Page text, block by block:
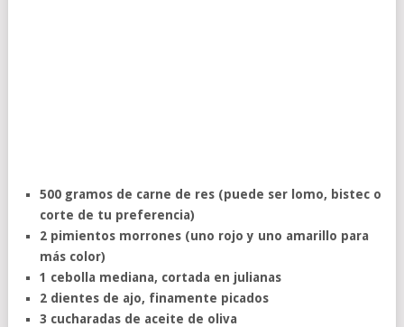
500 gramos de carne de res (puede ser lomo, bistec o
corte de tu preferencia)
2 pimientos morrones (uno rojo y uno amarillo para
más color)
1 cebolla mediana, cortada en julianas
2 dientes de ajo, finamente picados
3 cucharadas de aceite de oliva